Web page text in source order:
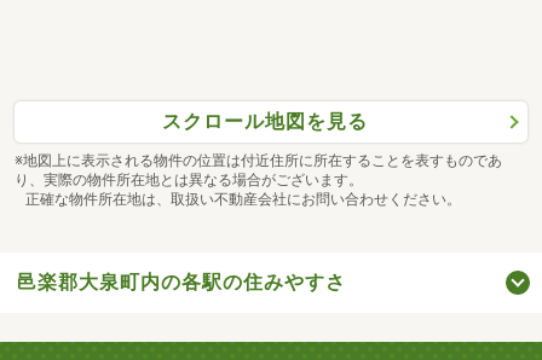
スクロール地図を見る
※地図上に表示される物件の位置は付近住所に所在することを表すものであ
り、実際の物件所在地とは異なる場合がございます。
正確な物件所在地は、取扱い不動産会社にお問い合わせください。
邑楽郡大泉町内の各駅の住みやすさ